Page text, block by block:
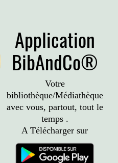
Application
BibAndCo®
Votre
bibliothèque/Médiathèque
avec vous, partout, tout le
temps .
A Télécharger sur